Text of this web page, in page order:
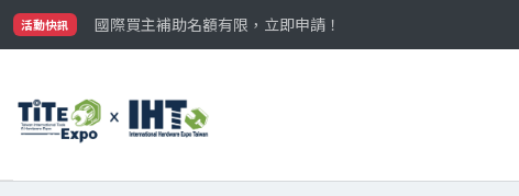
活動快訊
國際買主補助名額有限，立即申請！
參觀門票開放申請中‼️